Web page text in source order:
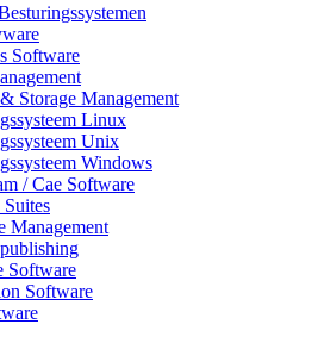
Software
Storage Management
Linux
Unix
Windows
/ Cae Software
Management
Software
Software